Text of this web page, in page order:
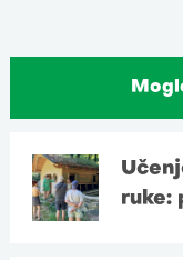
ruke: